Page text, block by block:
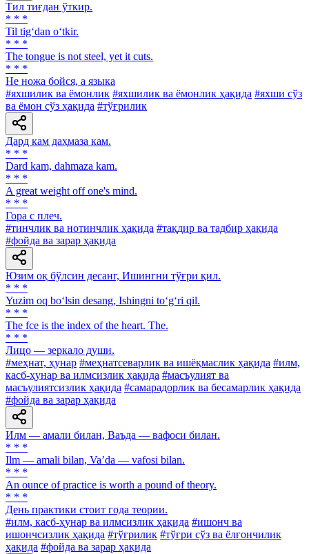
Тил тиғдан ўткир.
* * *
Til tig‘dan o‘tkir.
* * *
The tongue is not steel, yet it cuts.
* * *
Не ножа бойся, а языка
#яхшилик ва ёмонлик #яхшилик ва ёмонлик ҳақида #яхши сўз
ва ёмон сўз ҳақида #тўғрилик
Дард кам даҳмаза кам.
* * *
Dard kam, dahmaza kam.
* * *
A great weight off one's mind.
* * *
Гора с плеч.
#тинчлик ва нотинчлик ҳақида #тақдир ва тадбир ҳақида
#фойда ва зарар ҳақида
Юзим оқ бўлсин десанг, Ишингни тўғри қил.
* * *
Yuzim oq bo‘lsin desang, Ishingni to‘g‘ri qil.
* * *
The fce is the index of the heart. The.
* * *
Лицо — зеркало души.
#меҳнат, ҳунар #меҳнатсеварлик ва ишёқмаслик ҳақида #илм,
касб-ҳунар ва илмсизлик ҳақида #масъулият ва
масъулиятсизлик ҳақида #самарадорлик ва бесамарлик ҳақида
#фойда ва зарар ҳақида
Илм — амали билан, Ваъда — вафоси билан.
* * *
Ilm — amali bilan, Va’da — vafosi bilan.
* * *
An ounce of practice is worth a pound of theory.
* * *
День практики стоит года теории.
#илм, касб-ҳунар ва илмсизлик ҳақида #ишонч ва
ишончсизлик ҳақида #тўғрилик #тўғри сўз ва ёлғончилик
ҳақида #фойда ва зарар ҳақида